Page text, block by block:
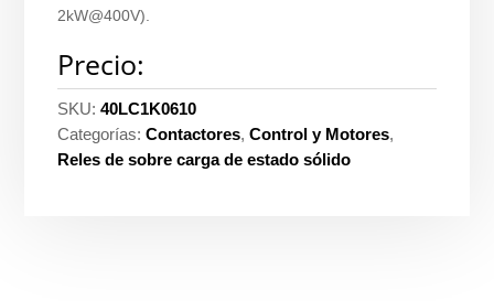
2kW@400V).
Precio:
SKU:40LC1K0610
Categorías:Contactores,Control y Motores,
Reles de sobre carga de estado sólido